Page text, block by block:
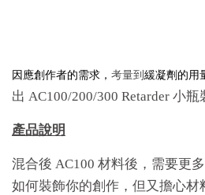
因應創作者的需求， 考量到 緩凝劑的用
出 AC100/200/300 Retarder 小瓶
產品說明
混合後 AC100 材料後，需要更
如何裝飾你的創作，但又擔心材